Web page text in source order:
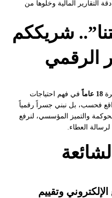
التقارير المالية وخلوها من
شريككم
الرقمي
18 عاماً
في فهم احتياجات
فحسب، بل نبني جسراً رقمياً
والتميز المؤسسي، لنرفع
لرسالة العطاء.
وتقييم